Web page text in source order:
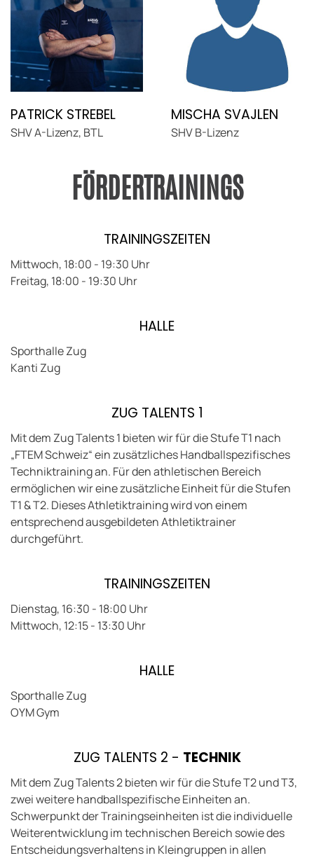
PATRICK STREBEL
SHV A-Lizenz, BTL
MISCHA SVAJLEN
SHV B-Lizenz
FÖRDERTRAININGS
TRAININGSZEITEN
Mittwoch, 18:00 - 19:30 Uhr
Freitag, 18:00 - 19:30 Uhr
HALLE
Sporthalle Zug
Kanti Zug
ZUG TALENTS 1
Mit dem Zug Talents 1 bieten wir für die Stufe T1 nach
„FTEM Schweiz“ ein zusätzliches Handballspezifisches
Techniktraining an. Für den athletischen Bereich
ermöglichen wir eine zusätzliche Einheit für die Stufen
T1 & T2. Dieses Athletiktraining wird von einem
entsprechend ausgebildeten Athletiktrainer
durchgeführt.
TRAININGSZEITEN
Dienstag, 16:30 - 18:00 Uhr
Mittwoch, 12:15 - 13:30 Uhr
HALLE
Sporthalle Zug
OYM Gym
ZUG TALENTS 2 - TECHNIK
Mit dem Zug Talents 2 bieten wir für die Stufe T2 und T3,
zwei weitere handballspezifische Einheiten an.
Schwerpunkt der Trainingseinheiten ist die individuelle
Weiterentwicklung im technischen Bereich sowie des
Entscheidungsverhaltens in Kleingruppen in allen